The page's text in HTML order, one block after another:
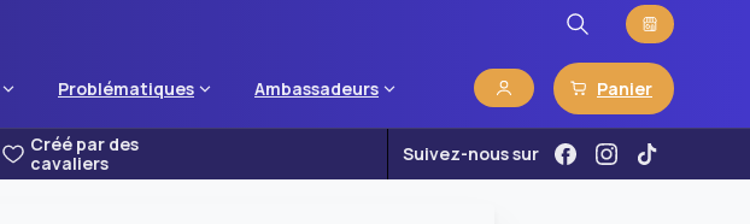
Problématiques Ambassadeurs Panier
Créé par des
cavaliers
Suivez-nous sur